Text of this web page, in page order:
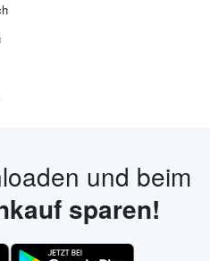
und beim
sparen!